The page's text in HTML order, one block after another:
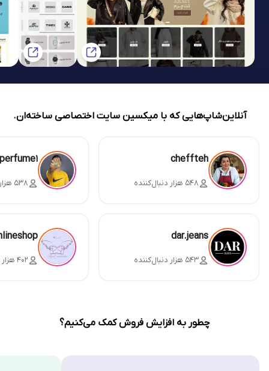
آنلاین‌شاپ‌هایی که با میکسین سایت اختصاصی ساخته‌ان.
cheffteh
۵۴۸ هزار دنبال‌کننده ۵۳۸ هزار دنبال‌کننده
dar.jeans
۵۴۳ هزار دنبال‌کننده ۴۰۲ هزار دنبال‌کننده
چطور به افزایش فروش کمک می‌کنیم؟